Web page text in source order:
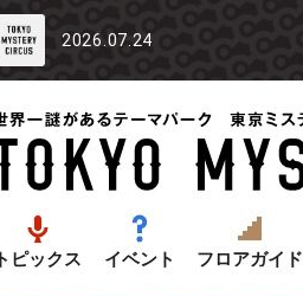
2026.07.24
トピックス イベント フロアガイド